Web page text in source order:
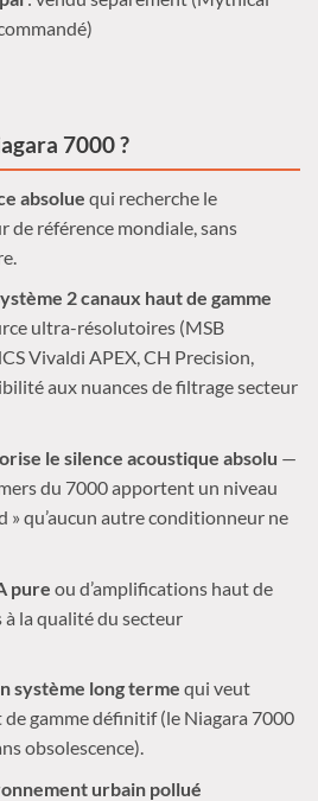
7000 ?
absolue qui recherche le
de référence mondiale, sans
2 canaux haut de gamme
ultra-résolutoires (MSB
Vivaldi APEX, CH Precision,
aux nuances de filtrage secteur
le silence acoustique absolu —
du 7000 apportent un niveau
» qu’aucun autre conditionneur ne
pure ou d’amplifications haut de
à la qualité du secteur
système long terme qui veut
de gamme définitif (le Niagara 7000
obsolescence).
urbain pollué